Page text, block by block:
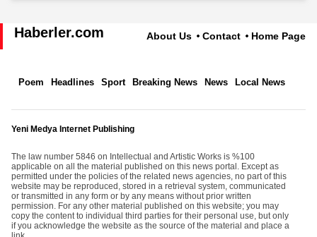
Haberler.com About Us Contact Home Page
Poem Headlines Sport Breaking News News Local News
Yeni Medya Internet Publishing
The law number 5846 on Intellectual and Artistic Works is %100
applicable on all the material published on this news portal. Except as
permitted under the policies of the related news agencies, no part of this
website may be reproduced, stored in a retrieval system, communicated
or transmitted in any form or by any means without prior written
permission. For any other material published on this website; you may
copy the content to individual third parties for their personal use, but only
if you acknowledge the website as the source of the material and place a